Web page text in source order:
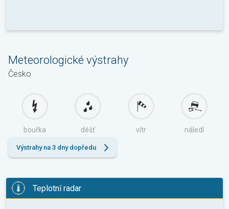
Meteorologické výstrahy
Česko
bouřka déšť vítr náledí
Výstrahy na 3 dny dopředu
Teplotní radar